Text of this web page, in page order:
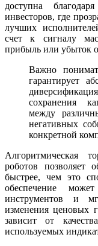
доступна
инвесторов, где
лучших
счет к сигналу
прибыль или убыток
Важно
гарантирует
сохранения
между
негативных
конкретной
Алгоритмическая
роботов позволяет
быстрее, чем это
обеспечение
инструментов и
изменения ценовых
зависит от
используемых